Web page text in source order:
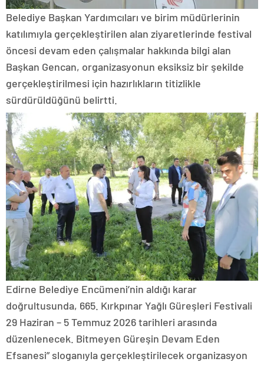
Belediye Başkan Yardımcıları ve birim müdürlerinin
katılımıyla gerçekleştirilen alan ziyaretlerinde festival
öncesi devam eden çalışmalar hakkında bilgi alan
Başkan Gencan, organizasyonun eksiksiz bir şekilde
gerçekleştirilmesi için hazırlıkların titizlikle
sürdürüldüğünü belirtti.
Edirne Belediye Encümeni’nin aldığı karar
doğrultusunda, 665. Kırkpınar Yağlı Güreşleri Festivali
29 Haziran – 5 Temmuz 2026 tarihleri arasında
düzenlenecek. Bitmeyen Güreşin Devam Eden
Efsanesi” sloganıyla gerçekleştirilecek organizasyon